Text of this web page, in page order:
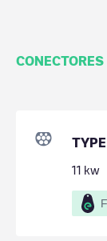
CONECTORES
11 kw